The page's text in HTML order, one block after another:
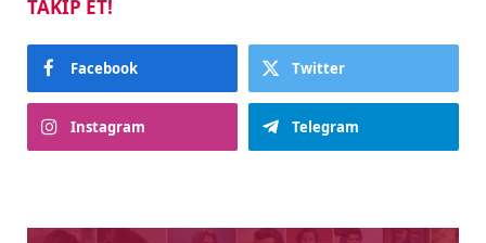
TAKIP ET!
Facebook Twitter
Instagram Telegram